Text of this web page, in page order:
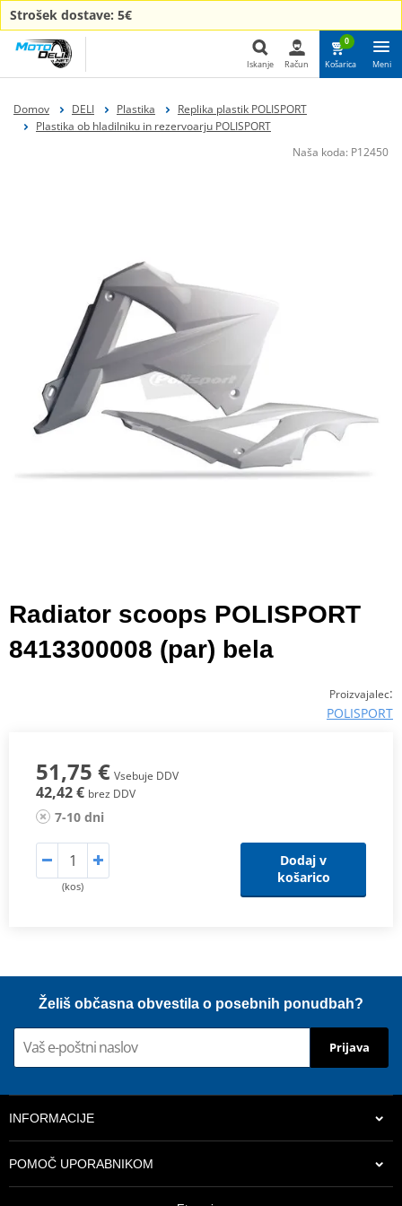
Strošek dostave: 5€
Iskanje Račun
0
Košarica Meni
Domov DELI Plastika
Replika plastik POLISPORT
Plastika ob hladilniku in rezervoarju POLISPORT
Naša koda: P12450
Radiator scoops POLISPORT
8413300008 (par) bela
Proizvajalec:
POLISPORT
51,75 € Vsebuje DDV
42,42 € brez DDV
7-10 dni
(kos)
Dodaj v
košarico
Želiš občasna obvestila o posebnih ponudbah?
Prijava
INFORMACIJE
POMOČ UPORABNIKOM